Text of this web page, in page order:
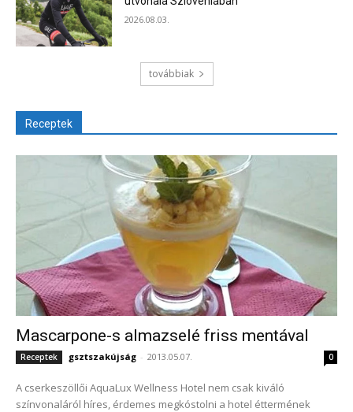
2026.08.03.
továbbiak
Receptek
Mascarpone-s almazselé friss mentával
Receptek gsztszakújság - 2013.05.07. 0
A cserkeszöllői AquaLux Wellness Hotel nem csak kiváló
színvonaláról híres, érdemes megkóstolni a hotel éttermének